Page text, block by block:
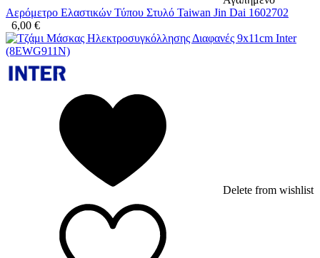
Αερόμετρο Ελαστικών Τύπου Στυλό Taiwan Jin Dai 1602702
6,00 €
Delete from wishlist